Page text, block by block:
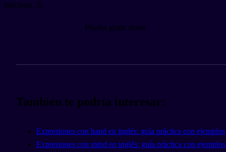
funciona. 💪
Prueba gratis ahora
También te podría interesar:
Expresiones con hand en inglés: guía práctica con ejemplos
Expresiones con mind en inglés: guía práctica con ejemplos